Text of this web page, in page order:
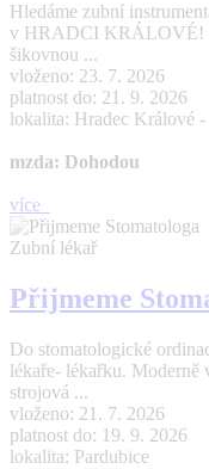
Hledáme zubní
v HRADCI KRÁLOVÉ!
šikovnou ...
vloženo: 23. 7. 2026
platnost do: 21. 9. 2026
lokalita: Hradec Králové
mzda: Dohodou
více
Zubní lékař
Přijmeme
Do stomatologické
lékaře- lékařku. Moderně
strojová ...
vloženo: 21. 7. 2026
platnost do: 19. 9. 2026
lokalita: Pardubice